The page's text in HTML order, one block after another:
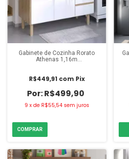
Gabinete de Cozinha Rorato
Athenas 1,16m
R$499,90
R$449,91 com Pix
9 x de R$55,54 sem juros